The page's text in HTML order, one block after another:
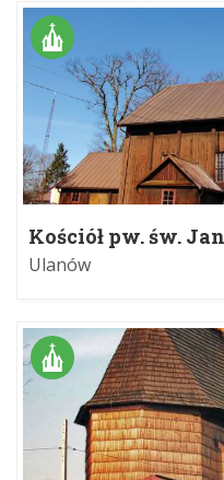
Kościół pw. św.
Barbary
Ulanów